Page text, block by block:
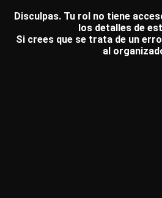
Disculpas. Tu rol no tiene
los detalles de
Si crees que se trata de un
al